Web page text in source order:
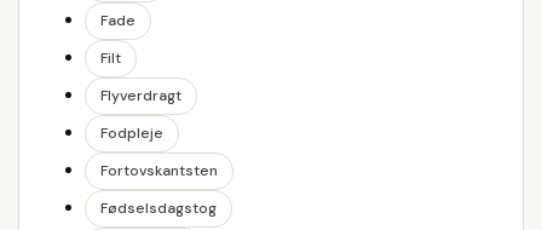
Fade
Filt
Flyverdragt
Fodpleje
Fortovskantsten
Fødselsdagstog